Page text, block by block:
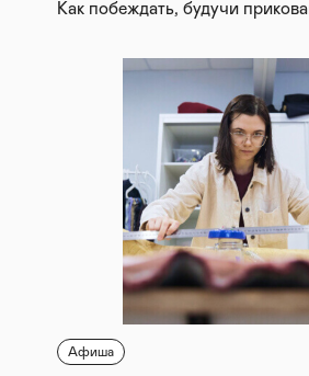
Как побеждать, будучи
Афиша